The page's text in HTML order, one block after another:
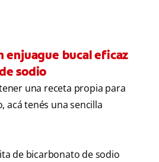
enjuague bucal eficaz
sodio
una receta propia para
acá tenés una sencilla
de bicarbonato de sodio